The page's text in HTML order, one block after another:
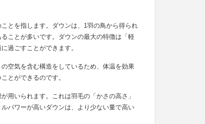
とを指します。ダウンは、1羽の鳥から得られ
ことが多いです。ダウンの最大の特徴は「軽
過ごすことができます。
空気を含む構造をしているため、体温を効果
とができるのです。
用いられます。これは羽毛の「かさの高さ」
パワーが高いダウンは、より少ない量で高い